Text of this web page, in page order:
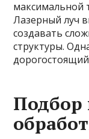
максимальной
Лазерный луч
создавать
структуры.
Подбор